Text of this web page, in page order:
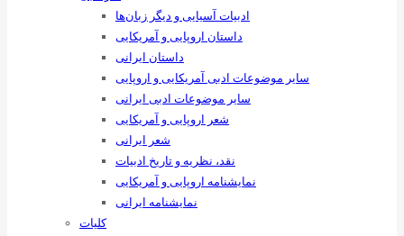
ادبیات آسیایی و دیگر زبان‌ها
داستان اروپایی و آمریکایی
داستان ایرانی
سایر موضوعات ادبی آمریکایی و اروپایی
سایر موضوعات ادبی ایرانی
شعر اروپایی و آمریکایی
شعر ایرانی
نقد، نظریه و تاریخ ادبیات
نمایشنامه اروپایی و آمریکایی
نمایشنامه ایرانی
کلیات